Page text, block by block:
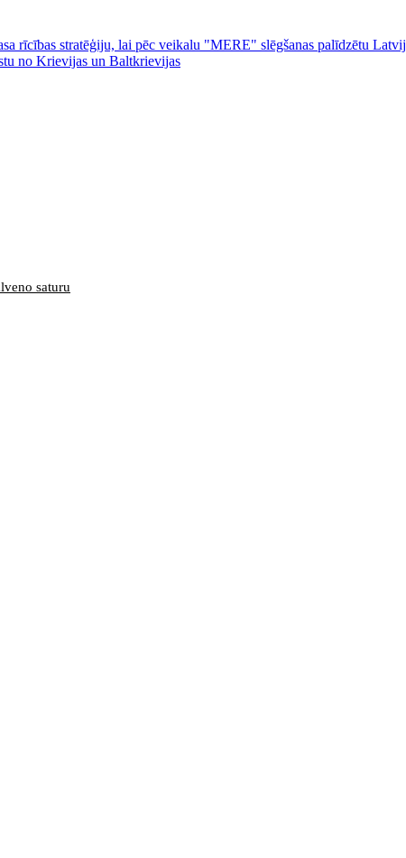
rīcības stratēģiju, lai pēc veikalu "MERE" slēgšanas palīdzētu
no Krievijas un Baltkrievijas
saturu